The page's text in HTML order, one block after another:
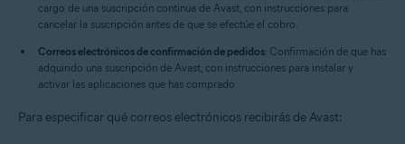
cargo de una suscripción continua de Avast, con instrucciones para
cancelar la suscripción antes de que se efectúe el cobro.
Correos electrónicos de confirmación de pedidos: Confirmación de que has
adquirido una suscripción de Avast, con instrucciones para instalar y
activar las aplicaciones que has comprado.
Para especificar qué correos electrónicos recibirás de Avast: